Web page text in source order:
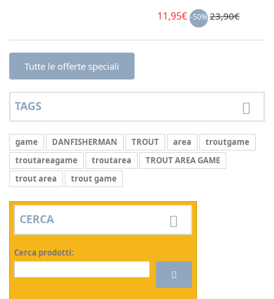
11,95€ -50% 23,90€
Tutte le offerte speciali
TAGS
game DANFISHERMAN TROUT area
troutgame
troutareagame
troutarea
TROUT AREA GAME
trout area
trout game
CERCA
Cerca prodotti: